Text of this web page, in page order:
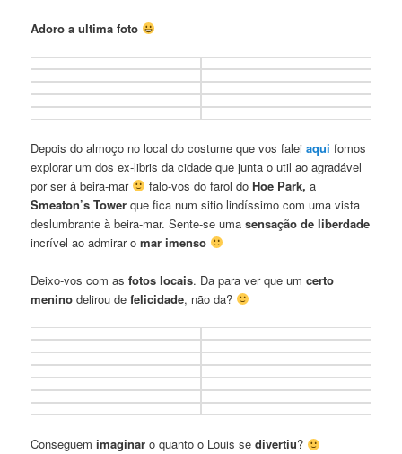
Adoro a ultima foto
Depois do almoço no local do costume que vos faleiaqui fomos
explorar um dos ex-libris da cidade que junta o util ao agradável
por ser à beira-mar
falo-vos do farol do Hoe Park, a
Smeaton’s Tower que fica num sitio lindíssimo com uma vista
deslumbrante à beira-mar. Sente-se umasensação de liberdade
incrível ao admirar omar imenso
Deixo-vos com asfotos locais. Da para ver que umcerto
menino delirou defelicidade, não da?
Conseguemimaginar o quanto o Louis sedivertiu?